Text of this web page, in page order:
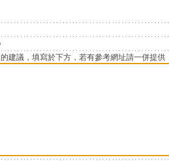
建議，填寫於下方，若有參考網址請一併提供